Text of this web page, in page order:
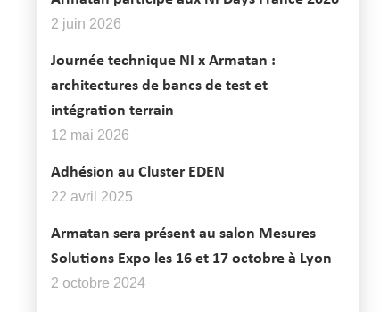
2 juin 2026
Journée technique NI x Armatan :
architectures de bancs de test et
intégration terrain
12 mai 2026
Adhésion au Cluster EDEN
22 avril 2025
Armatan sera présent au salon Mesures
Solutions Expo les 16 et 17 octobre à Lyon
2 octobre 2024